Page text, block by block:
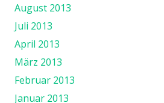
August 2013
Juli 2013
April 2013
März 2013
Februar 2013
Januar 2013